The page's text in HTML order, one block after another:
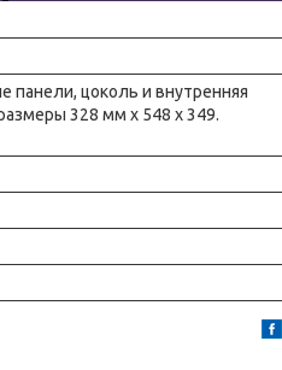
панели, цоколь и внутренняя
328 мм х 548 х 349.